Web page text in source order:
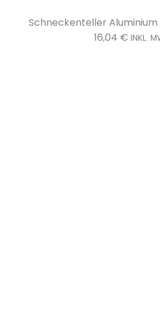
Aluminiumschale 825 ml
100